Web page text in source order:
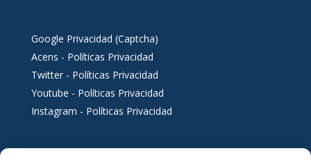
Google Privacidad (Captcha)
Acens - Políticas Privacidad
Twitter - Políticas Privacidad
Youtube - Políticas Privacidad
Instagram - Políticas Privacidad